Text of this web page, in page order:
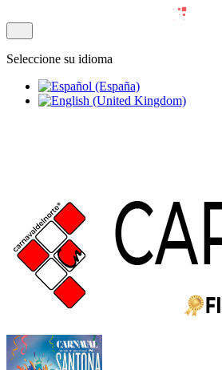
Seleccione su idioma